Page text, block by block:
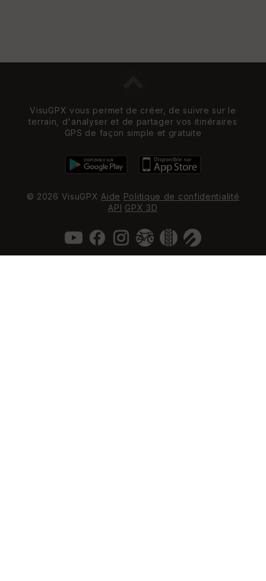
VisuGPX vous permet de créer, de suivre sur le
terrain, d'analyser et de partager vos itinéraires
GPS de façon simple et gratuite
© 2026 VisuGPX Aide Politique de confidentialité
API GPX 3D